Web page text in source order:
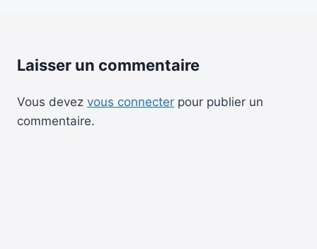
Laisser un commentaire
Vous devez vous connecter pour publier un
commentaire.